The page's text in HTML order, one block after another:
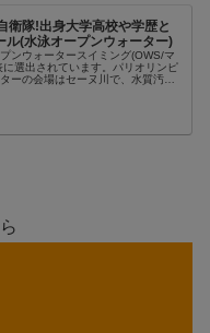
衛隊!出身大学高校や学歴と
ル(水泳オープンウォーター)
ンウォータースイミング(OWS/マ
に選出されています。パリオリンピ
ーの会場はセーヌ川で、水質汚染